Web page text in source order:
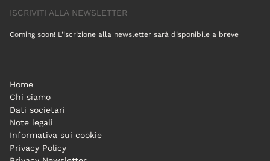
ISCRIVITI ALLA NEWSLETTER
Coming soon! L'iscrizione alla newsletter sarà disponibile a breve
Home
Chi siamo
Dati societari
Note legali
Informativa sui cookie
Privacy Policy